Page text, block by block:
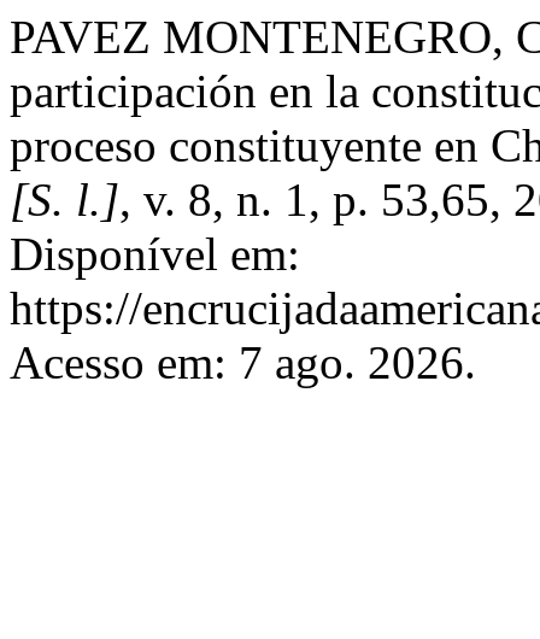
PAVEZ MONTENEGRO,
participación en la
proceso constituyente en
[S. l.], v. 8, n. 1, p. 53,65,
Disponível em:
https://
Acesso em: 7 ago. 2026.